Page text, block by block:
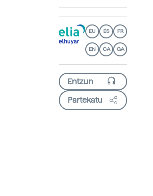
EU ES FR
EN CA GA
Partekatu